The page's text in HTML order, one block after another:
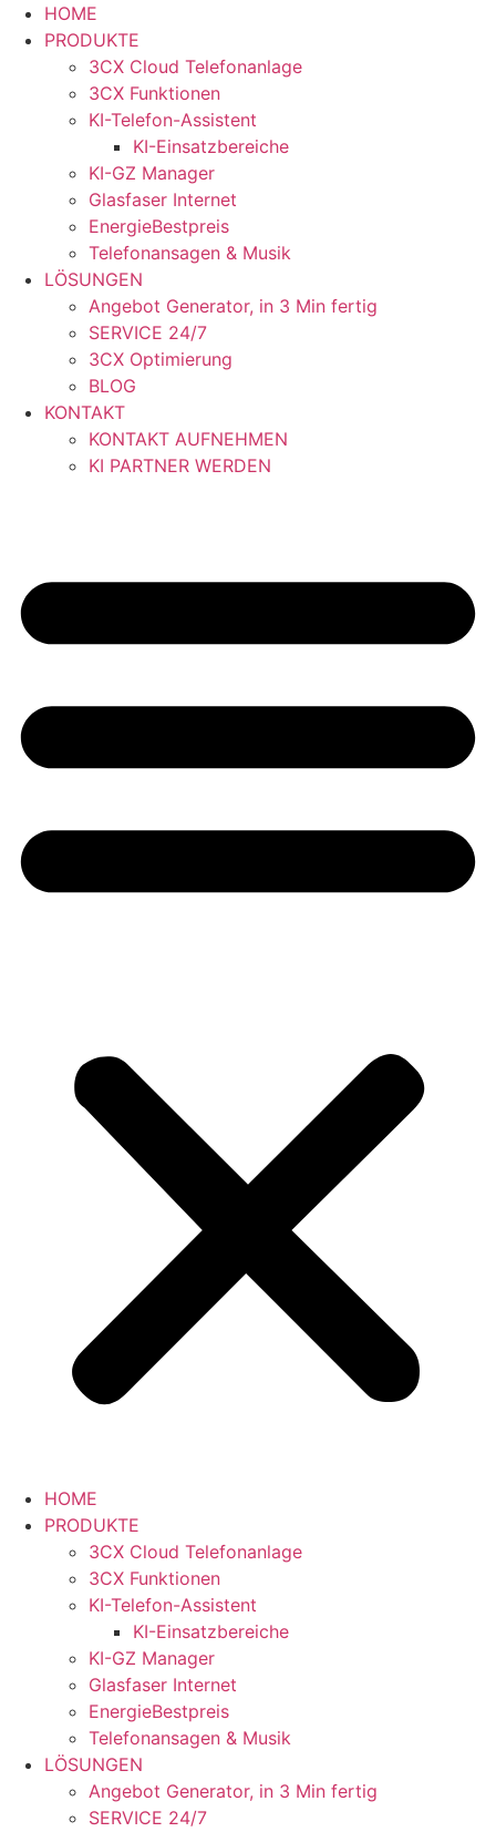
Zum
Inhalt
springen
HOME
PRODUKTE
3CX Cloud Telefonanlage
3CX Funktionen
KI-Telefon-Assistent
KI-Einsatzbereiche
KI-GZ Manager
Glasfaser Internet
EnergieBestpreis
Telefonansagen & Musik
LÖSUNGEN
Angebot Generator, in 3 Min fertig
SERVICE 24/7
3CX Optimierung
BLOG
KONTAKT
KONTAKT AUFNEHMEN
KI PARTNER WERDEN
HOME
PRODUKTE
3CX Cloud Telefonanlage
3CX Funktionen
KI-Telefon-Assistent
KI-Einsatzbereiche
KI-GZ Manager
Glasfaser Internet
EnergieBestpreis
Telefonansagen & Musik
LÖSUNGEN
Angebot Generator, in 3 Min fertig
SERVICE 24/7